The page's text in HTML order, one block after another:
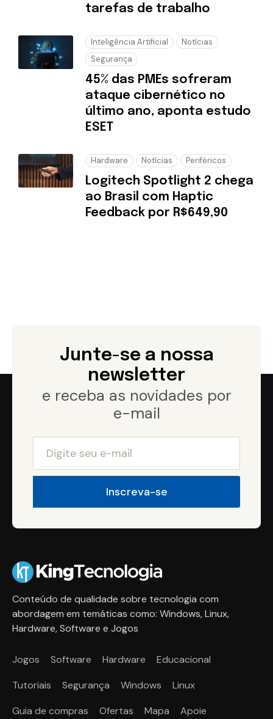
tarefas de trabalho
Inteligência Artificial
Notícias
Segurança
45% das PMEs sofreram
ataque cibernético no
último ano, aponta estudo
ESET
Hardware Notícias Periféricos
Logitech Spotlight 2 chega
ao Brasil com Haptic
Feedback por R$649,90
Junte-se a nossa
newsletter
e receba as novidades por
e-mail
Conteúdo de qualidade sobre tecnologia com
abordagem em temáticas como: Windows, Linux,
Hardware, Software e Jogos
Jogos Software Hardware
Educacional
Tutoriais
Segurança Windows
Linux
Guia de compras
Ofertas Mapa Apoie